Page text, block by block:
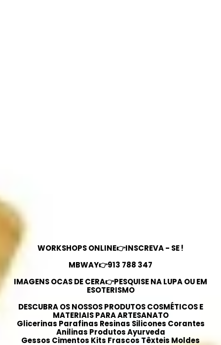
WORKSHOPS ONLINE👉INSCREVA - SE !
MBWAY👉913 788 347
IMAGENS OCAS DE CERA👉PESQUISE NA LUPA OU EM
ESOTERISMO
DESCUBRA OS NOSSOS PRODUTOS COSMÉTICOS E
MATERIAIS PARA ARTESANATO
Glicerinas Parafinas Resinas Silicones Corantes
Anilinas Produtos Ayurveda
Gessos Cimentos Kits Frascos Têxteis Moldes